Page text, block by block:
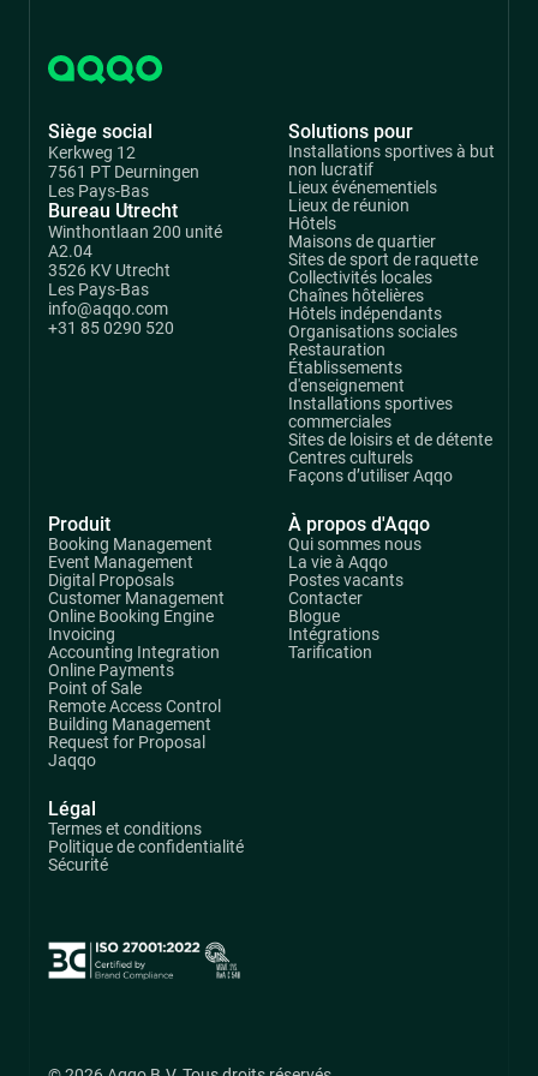
Siège social
Kerkweg 12
7561 PT Deurningen
Les Pays-Bas
Bureau Utrecht
Winthontlaan 200 unité
A2.04
3526 KV Utrecht
Les Pays-Bas
info@aqqo.com
+31 85 0290 520
Produit
Booking Management
Event Management
Digital Proposals
Customer Management
Online Booking Engine
Invoicing
Accounting Integration
Online Payments
Point of Sale
Remote Access Control
Building Management
Request for Proposal
Jaqqo
Solutions pour
Installations sportives à but
non lucratif
Lieux événementiels
Lieux de réunion
Hôtels
Maisons de quartier
Sites de sport de raquette
Collectivités locales
Chaînes hôtelières
Hôtels indépendants
Organisations sociales
Restauration
Établissements
d'enseignement
Installations sportives
commerciales
Sites de loisirs et de détente
Centres culturels
Façons d’utiliser Aqqo
À propos d'Aqqo
Qui sommes nous
La vie à Aqqo
Postes vacants
Contacter
Blogue
Intégrations
Tarification
Légal
Termes et conditions
Politique de confidentialité
Sécurité